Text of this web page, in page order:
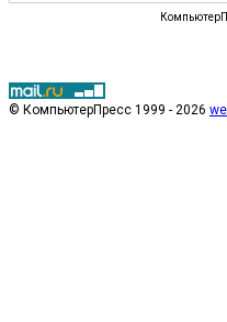
© КомпьютерПресс 1999 - 2026